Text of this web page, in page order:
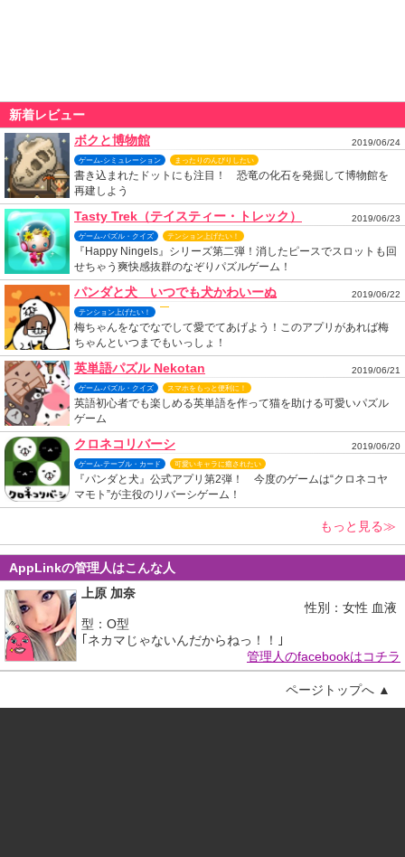
新着レビュー
ボクと博物館
2019/06/24
ゲーム-シミュレーション まったりのんびりしたい
書き込まれたドットにも注目！ 恐竜の化石を発掘して博物館を
再建しよう
Tasty Trek（テイスティー・トレック） 2019/06/23
ゲーム-パズル・クイズ テンション上げたい！
『Happy Ningels』シリーズ第二弾！消したピースでスロットも回
せちゃう爽快感抜群のなぞりパズルゲーム！
パンダと犬 いつでも犬かわいーぬ 2019/06/22
テンション上げたい！
梅ちゃんをなでなでして愛でてあげよう！このアプリがあれば梅
ちゃんといつまでもいっしょ！
英単語パズル Nekotan 2019/06/21
ゲーム-パズル・クイズ スマホをもっと便利に！
英語初心者でも楽しめる英単語を作って猫を助ける可愛いパズル
ゲーム
クロネコリバーシ 2019/06/20
ゲーム-テーブル・カード 可愛いキャラに癒されたい
『パンダと犬』公式アプリ第2弾！ 今度のゲームは“クロネコヤ
マモト”が主役のリバーシゲーム！
もっと見る≫
AppLinkの管理人はこんな人
上原 加奈
性別：女性 血液
型：O型
｢ネカマじゃないんだからねっ！！｣
管理人のfacebookはコチラ
ページトップへ ▲